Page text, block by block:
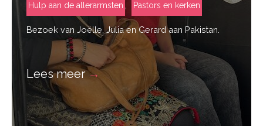
Hulp aan de allerarmsten Pastors en kerken
Bezoek van Joëlle, Julia en Gerard aan Pakistan.
Lees meer→